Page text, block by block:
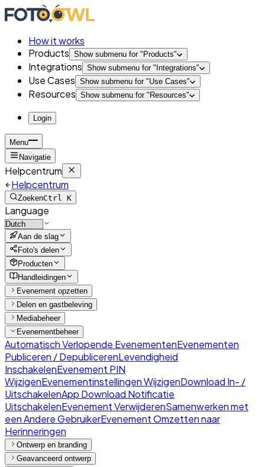
How it works
Products Show submenu for " Products"
Integrations Show submenu for " Integrations"
Use Cases Show submenu for "Use Cases"
Resources Show submenu for " Resources"
Login
Menu
Navigatie
Helpcentrum
Helpcentrum
ZoekenCtrl K
Language
Aan de slag
Foto's delen
Producten
Handleidingen
Evenement opzetten
Delen en gastbeleving
Mediabeheer
Evenementbeheer
Automatisch Verlopende EvenementenEvenementen
Publiceren / DepublicerenLevendigheid
InschakelenEvenement PIN
WijzigenEvenementinstellingen WijzigenDownload In- /
UitschakelenApp Download Notificatie
UitschakelenEvenement VerwijderenSamenwerken met
een Andere GebruikerEvenement Omzetten naar
Herinneringen
Ontwerp en branding
Geavanceerd ontwerp